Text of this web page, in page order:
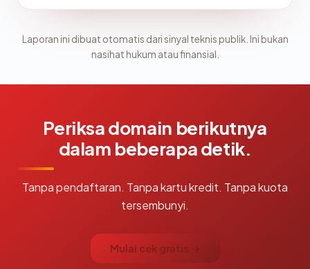
Laporan ini dibuat otomatis dari sinyal teknis publik. Ini bukan
nasihat hukum atau finansial.
Periksa domain berikutnya
dalam beberapa detik.
Tanpa pendaftaran. Tanpa kartu kredit. Tanpa kuota
tersembunyi.
Mulai cek gratis →